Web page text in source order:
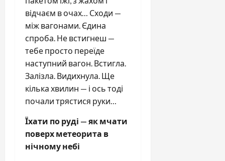
відчаєм в очах… Сходи —
між вагонами. Єдина
спроба. Не встигнеш —
тебе просто переїде
наступний вагон. Встигла.
Залізла. Видихнула. Ще
кілька хвилин — і ось тоді
почали трястися руки…
Їхати по руді — як мчати
поверх метеорита в
нічному небі